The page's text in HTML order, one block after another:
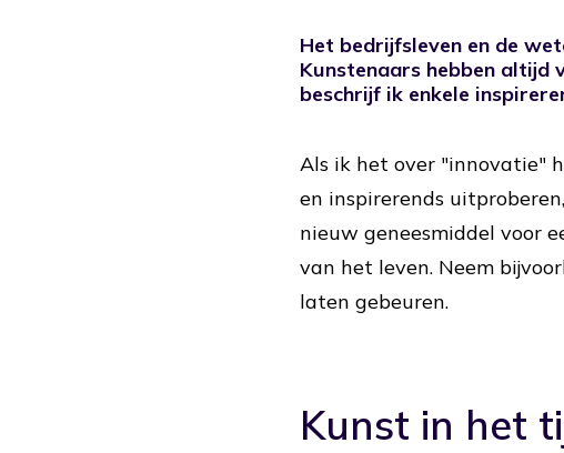
Het bedrijfsleven en de
Kunstenaars hebben altijd
beschrijf ik enkele
Als ik het over "innovatie"
en inspirerends
nieuw geneesmiddel voor
van het leven. Neem
laten gebeuren.
Kunst in het